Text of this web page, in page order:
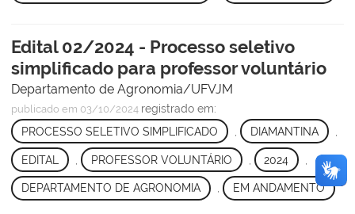
Edital 02/2024 - Processo seletivo
simplificado para professor voluntário
Departamento de Agronomia/UFVJM
publicado em 03/10/2024 registrado em:
PROCESSO SELETIVO SIMPLIFICADO
DIAMANTINA
EDITAL PROFESSOR VOLUNTÁRIO 2024
DEPARTAMENTO DE AGRONOMIA , EM ANDAMENTO